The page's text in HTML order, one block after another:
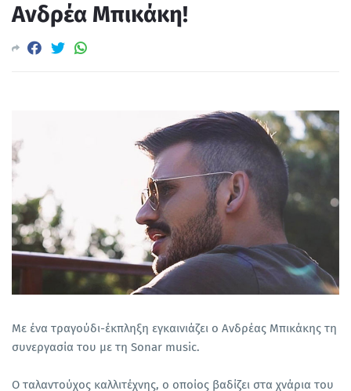
Ανδρέα Μπικάκη!
Με ένα τραγούδι-έκπληξη εγκαινιάζει ο Ανδρέας Μπικάκης τη
συνεργασία του με τη Sonar music.
Ο ταλαντούχος καλλιτέχνης, ο οποίος βαδίζει στα χνάρια του